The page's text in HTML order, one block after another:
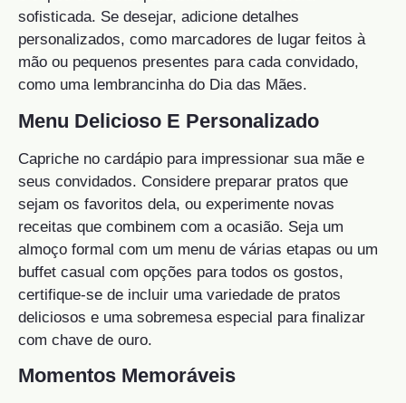
sofisticada. Se desejar, adicione detalhes
personalizados, como marcadores de lugar feitos à
mão ou pequenos presentes para cada convidado,
como uma lembrancinha do Dia das Mães.
Menu Delicioso E Personalizado
Capriche no cardápio para impressionar sua mãe e
seus convidados. Considere preparar pratos que
sejam os favoritos dela, ou experimente novas
receitas que combinem com a ocasião. Seja um
almoço formal com um menu de várias etapas ou um
buffet casual com opções para todos os gostos,
certifique-se de incluir uma variedade de pratos
deliciosos e uma sobremesa especial para finalizar
com chave de ouro.
Momentos Memoráveis